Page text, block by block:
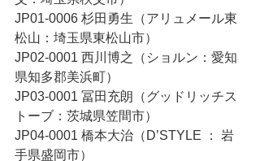
JP01-0006 杉田勇生（アリュメール東
松山：埼玉県東松山市）
JP02-0001 西川博之（ショルン：愛知
県知多郡美浜町）
JP03-0001 冨田充朗（グッドリッチス
トーブ：茨城県笠間市）
JP04-0001 橋本大治（D’STYLE ： 岩
手県盛岡市）